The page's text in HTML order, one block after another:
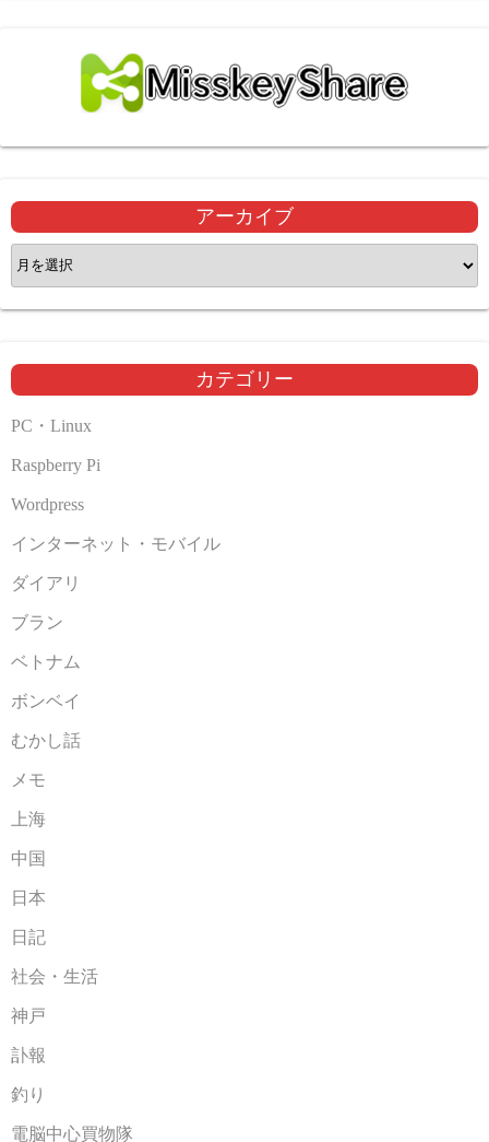
アーカイブ
ア
ー
カ
ブ
カテゴリー
PC・Linux
Raspberry Pi
Wordpress
インターネット・モバイル
ダイアリ
ブラン
ベトナム
ボンベイ
むかし話
メモ
上海
中国
日本
日記
社会・生活
神戸
訃報
釣り
電脳中心買物隊